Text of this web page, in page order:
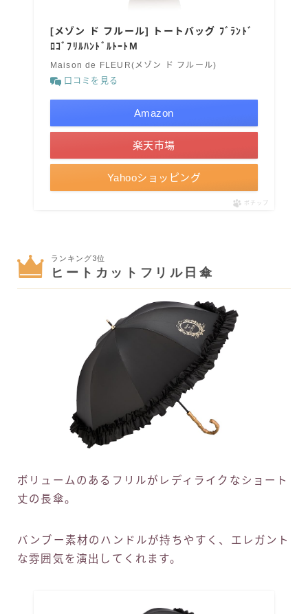
[メゾン ド フルール] トートバッグ ﾌﾞﾗﾝﾄﾞ
ﾛｺﾞﾌﾘﾙﾊﾝﾄﾞﾙﾄｰﾄM
Maison de FLEUR(メゾン ド フルール)
口コミを見る
Amazon
楽天市場
Yahooショッピング
ポチップ
ランキング3位
ヒートカットフリル日傘
ボリュームのあるフリルがレディライクなショート
丈の長傘。
バンブー素材のハンドルが持ちやすく、エレガント
な雰囲気を演出してくれます。